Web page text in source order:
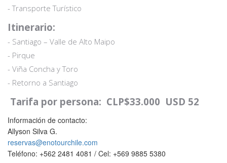
- Transporte Turístico
Itinerario:
- Santiago – Valle de Alto Maipo
- Pirque
- Viña Concha y Toro
- Retorno a Santiago
Tarifa por persona: CLP$33.000 USD 52
Información de contacto:
Allyson Silva G.
reservas@enotourchile.com
Teléfono: +562 2481 4081 / Cel: +569 9885 5380